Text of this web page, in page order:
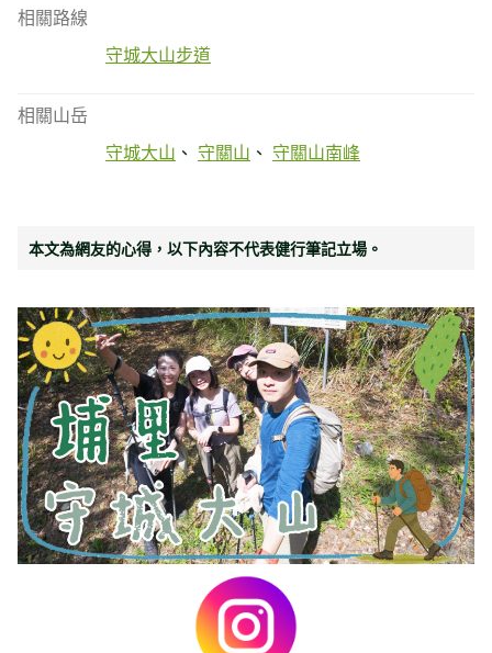
相關路線
守城大山步道
相關山岳
守城大山
守關山 守關山南峰
本文為網友的心得，以下內容不代表健行筆記立場。